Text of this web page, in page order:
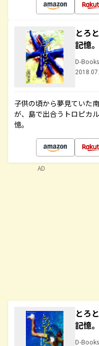
とろ
記憶
D-Books
子供の頃から夢見ていた
が、島で出合うトロピカ
憶。
とろ
記憶
D-Books
AD